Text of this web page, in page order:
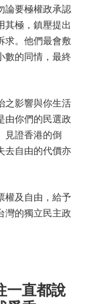
論要極權政承認
其極，鎮壓提出
求。他們最會敷
數的同情，最終
之影響與你生活
由你們的民選政
見證香港的倒
去自由的代價亦
權及自由，給予
灣的獨立民主政
一直都說